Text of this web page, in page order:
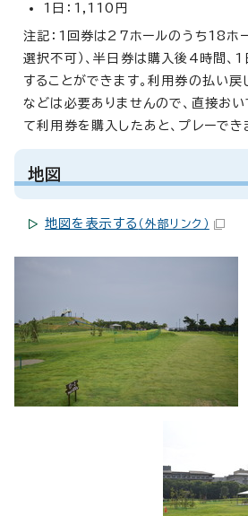
1日：1,110円
注記：1回券は27ホールのうち18ホ
選択不可）、半日券は購入後4時間、
することができます。利用券の払い戻
などは必要ありませんので、直接おい
て利用券を購入したあと、プレーでき
地図
地図を表示する （外部リンク）